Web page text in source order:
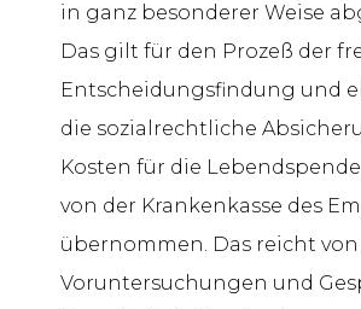
in ganz besonderer Weise
Das gilt für den Prozeß der
Entscheidungsfindung und
die sozialrechtliche
Kosten für die
von der Krankenkasse des
übernommen. Das reicht
Voruntersuchungen und